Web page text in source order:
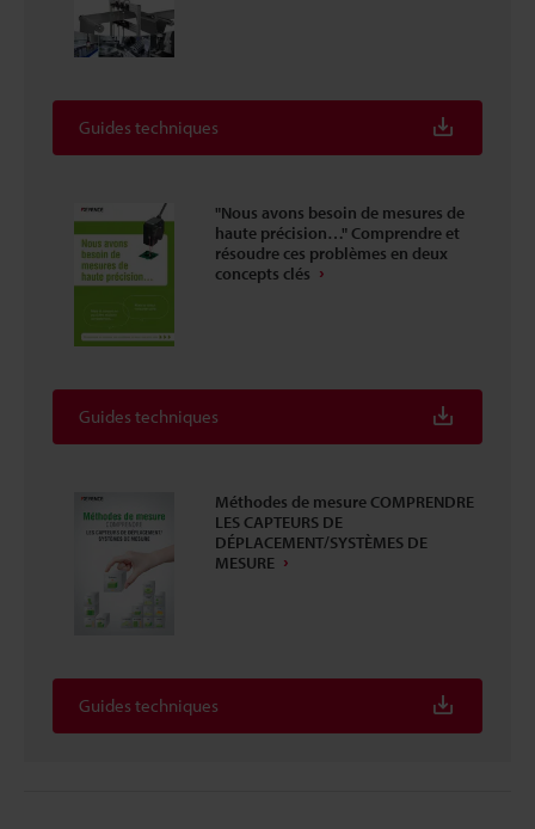
Guides techniques
"Nous avons besoin de mesures de
haute précision…" Comprendre et
résoudre ces problèmes en deux
concepts clés
Guides techniques
Méthodes de mesure COMPRENDRE
LES CAPTEURS DE
DÉPLACEMENT/SYSTÈMES DE
MESURE
Guides techniques